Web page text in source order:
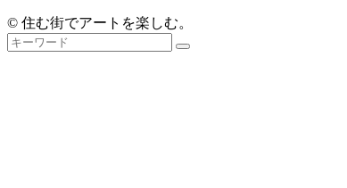
© 住む街でアートを楽しむ。